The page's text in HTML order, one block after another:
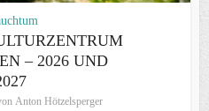
– 2026 UND
Anton Hötzelsperger